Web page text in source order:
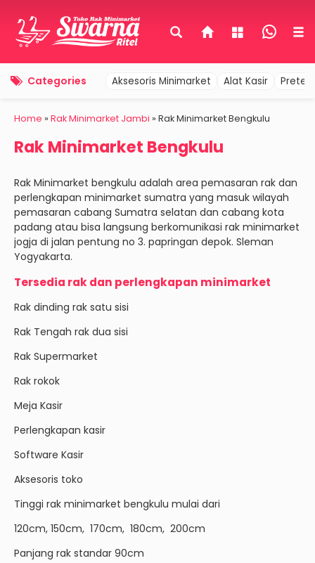
Categories Aksesoris Minimarket Alat Kasir
Home » Rak Minimarket Jambi » Rak Minimarket Bengkulu
Rak Minimarket Bengkulu
Rak Minimarket bengkulu adalah area pemasaran rak dan
perlengkapan minimarket sumatra yang masuk wilayah
pemasaran cabang Sumatra selatan dan cabang kota
padang atau bisa langsung berkomunikasi rak minimarket
jogja di jalan pentung no 3. papringan depok. Sleman
Yogyakarta.
Tersedia rak dan perlengkapan minimarket
Rak dinding rak satu sisi
Rak Tengah rak dua sisi
Rak Supermarket
Rak rokok
Meja Kasir
Perlengkapan kasir
Software Kasir
Aksesoris toko
Tinggi rak minimarket bengkulu mulai dari
120cm, 150cm, 170cm, 180cm, 200cm
Panjang rak standar 90cm